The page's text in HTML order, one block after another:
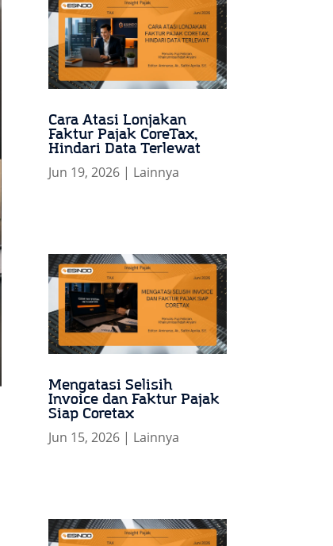
Cara Atasi Lonjakan
Faktur Pajak CoreTax,
Hindari Data Terlewat
Jun 19, 2026 | Lainnya
Mengatasi Selisih
Invoice dan Faktur Pajak
Siap Coretax
Jun 15, 2026 | Lainnya